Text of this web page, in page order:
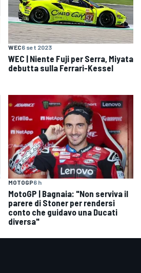
WEC6 set 2023
WEC | Niente Fuji per Serra, Miyata
debutta sulla Ferrari-Kessel
MOTOGP6 h
MotoGP | Bagnaia: "Non serviva il
parere di Stoner per rendersi
conto che guidavo una Ducati
diversa"